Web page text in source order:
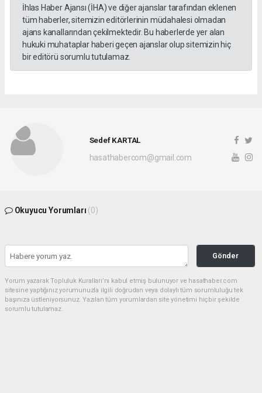
İhlas Haber Ajansı (İHA) ve diğer ajanslar tarafından eklenen
tüm haberler, sitemizin editörlerinin müdahalesi olmadan
ajans kanallarından çekilmektedir. Bu haberlerde yer alan
hukuki muhataplar haberi geçen ajanslar olup sitemizin hiç
bir editörü sorumlu tutulamaz.
Sedef KARTAL
hasathabercom@gmail.com
Okuyucu Yorumları (0)
Gönder
Yorum yazarak Topluluk Kuralları’nı kabul etmiş bulunuyor ve hasathaber.com
sitesine yaptığınız yorumunuzla ilgili doğrudan veya dolaylı tüm sorumluluğu tek
başınıza üstleniyorsunuz. Yazılan tüm yorumlardan site yönetimi hiçbir şekilde
sorumlu tutulamaz.